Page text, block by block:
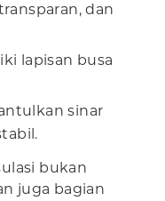
dan
lapisan busa
sinar
bukan
juga bagian